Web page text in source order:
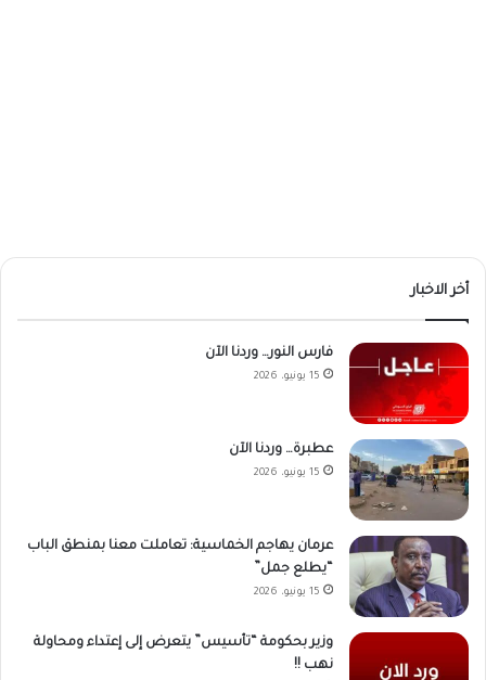
أخر الاخبار
فارس النور… وردنا الآن
15 يونيو، 2026
عطبرة… وردنا الآن
15 يونيو، 2026
عرمان يهاجم الخماسية: تعاملت معنا بمنطق الباب
“يطلع جمل”
15 يونيو، 2026
وزير بحكومة “تأسيس” يتعرض إلى إعتداء ومحاولة
نهب !!